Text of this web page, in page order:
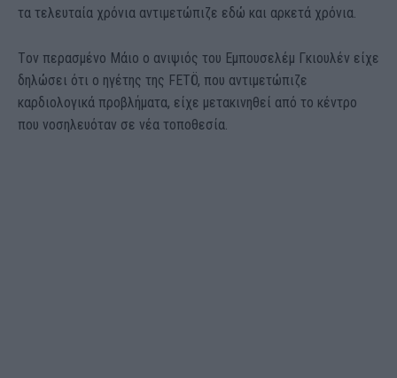
τα τελευταία χρόνια αντιμετώπιζε εδώ και αρκετά χρόνια.
Tον περασμένο Μάιο ο ανιψιός του Εμπουσελέμ Γκιουλέν είχε
δηλώσει ότι ο ηγέτης της FETÖ, που αντιμετώπιζε
καρδιολογικά προβλήματα, είχε μετακινηθεί από το κέντρο
που νοσηλευόταν σε νέα τοποθεσία.